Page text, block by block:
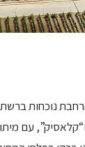
נוכחות
עם